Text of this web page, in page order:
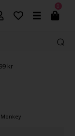
0
arbetsdagars